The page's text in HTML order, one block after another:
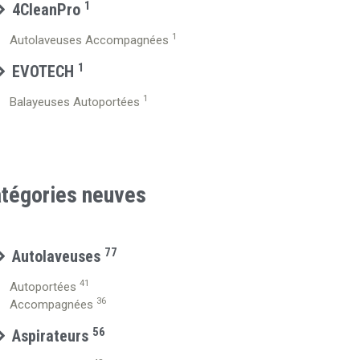
4CleanPro 1
Autolaveuses Accompagnées 1
EVOTECH 1
Balayeuses Autoportées 1
neuves
Autolaveuses 77
Autoportées41
Accompagnées 36
Aspirateurs 56